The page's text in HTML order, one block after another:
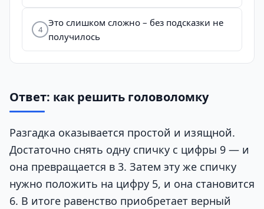
4
Это слишком сложно – без подсказки не
получилось
Ответ: как решить головоломку
Разгадка оказывается простой и изящной.
Достаточно снять одну спичку с цифры 9 — и
она превращается в 3. Затем эту же спичку
нужно положить на цифру 5, и она становится
6. В итоге равенство приобретает верный